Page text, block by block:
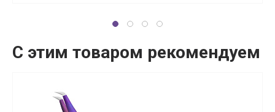
С этим товаром рекомендуем